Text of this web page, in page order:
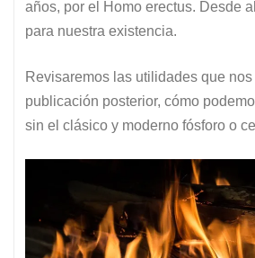
años, por el Homo erectus. Desde
para nuestra existencia.
Revisaremos las utilidades que nos
publicación posterior, cómo
sin el clásico y moderno fósforo o